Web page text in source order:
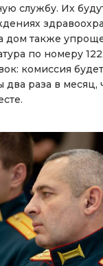
службу. Их
дом также
по номеру
комиссия
два раза в месяц,